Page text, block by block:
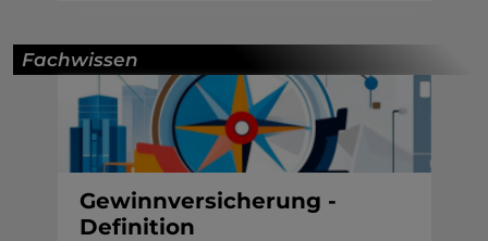
Fachwissen
Gewinnversicherung -
Definition